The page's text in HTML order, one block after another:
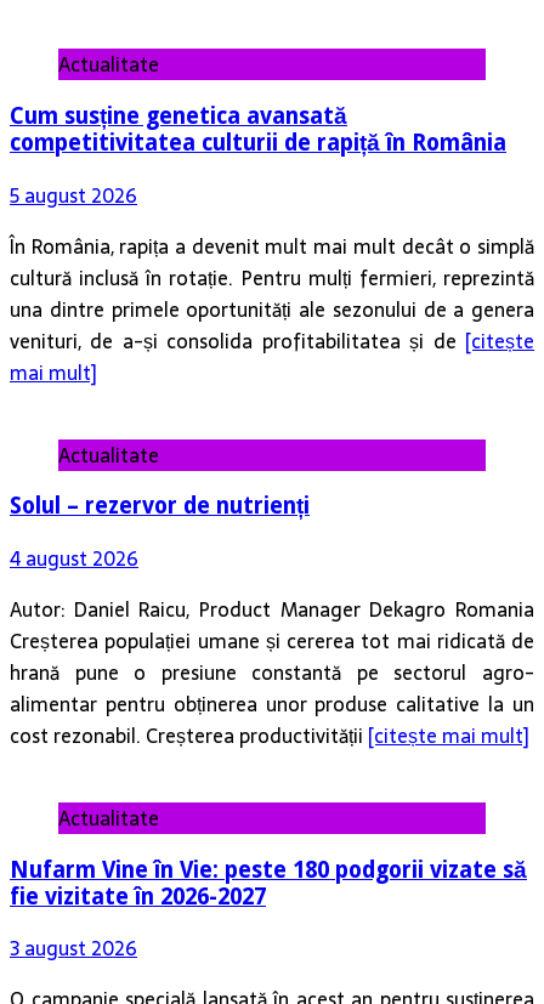
Actualitate
Cum susține genetica avansată
competitivitatea culturii de rapiță în România
5 august 2026
În România, rapița a devenit mult mai mult decât o simplă
cultură inclusă în rotație. Pentru mulți fermieri, reprezintă
una dintre primele oportunități ale sezonului de a genera
venituri, de a-și consolida profitabilitatea și de [citește
mai mult]
Actualitate
Solul – rezervor de nutrienți
4 august 2026
Autor: Daniel Raicu, Product Manager Dekagro Romania
Creșterea populației umane și cererea tot mai ridicată de
hrană pune o presiune constantă pe sectorul agro-
alimentar pentru obținerea unor produse calitative la un
cost rezonabil. Creșterea productivității [citește mai mult]
Actualitate
Nufarm Vine în Vie: peste 180 podgorii vizate să
fie vizitate în 2026-2027
3 august 2026